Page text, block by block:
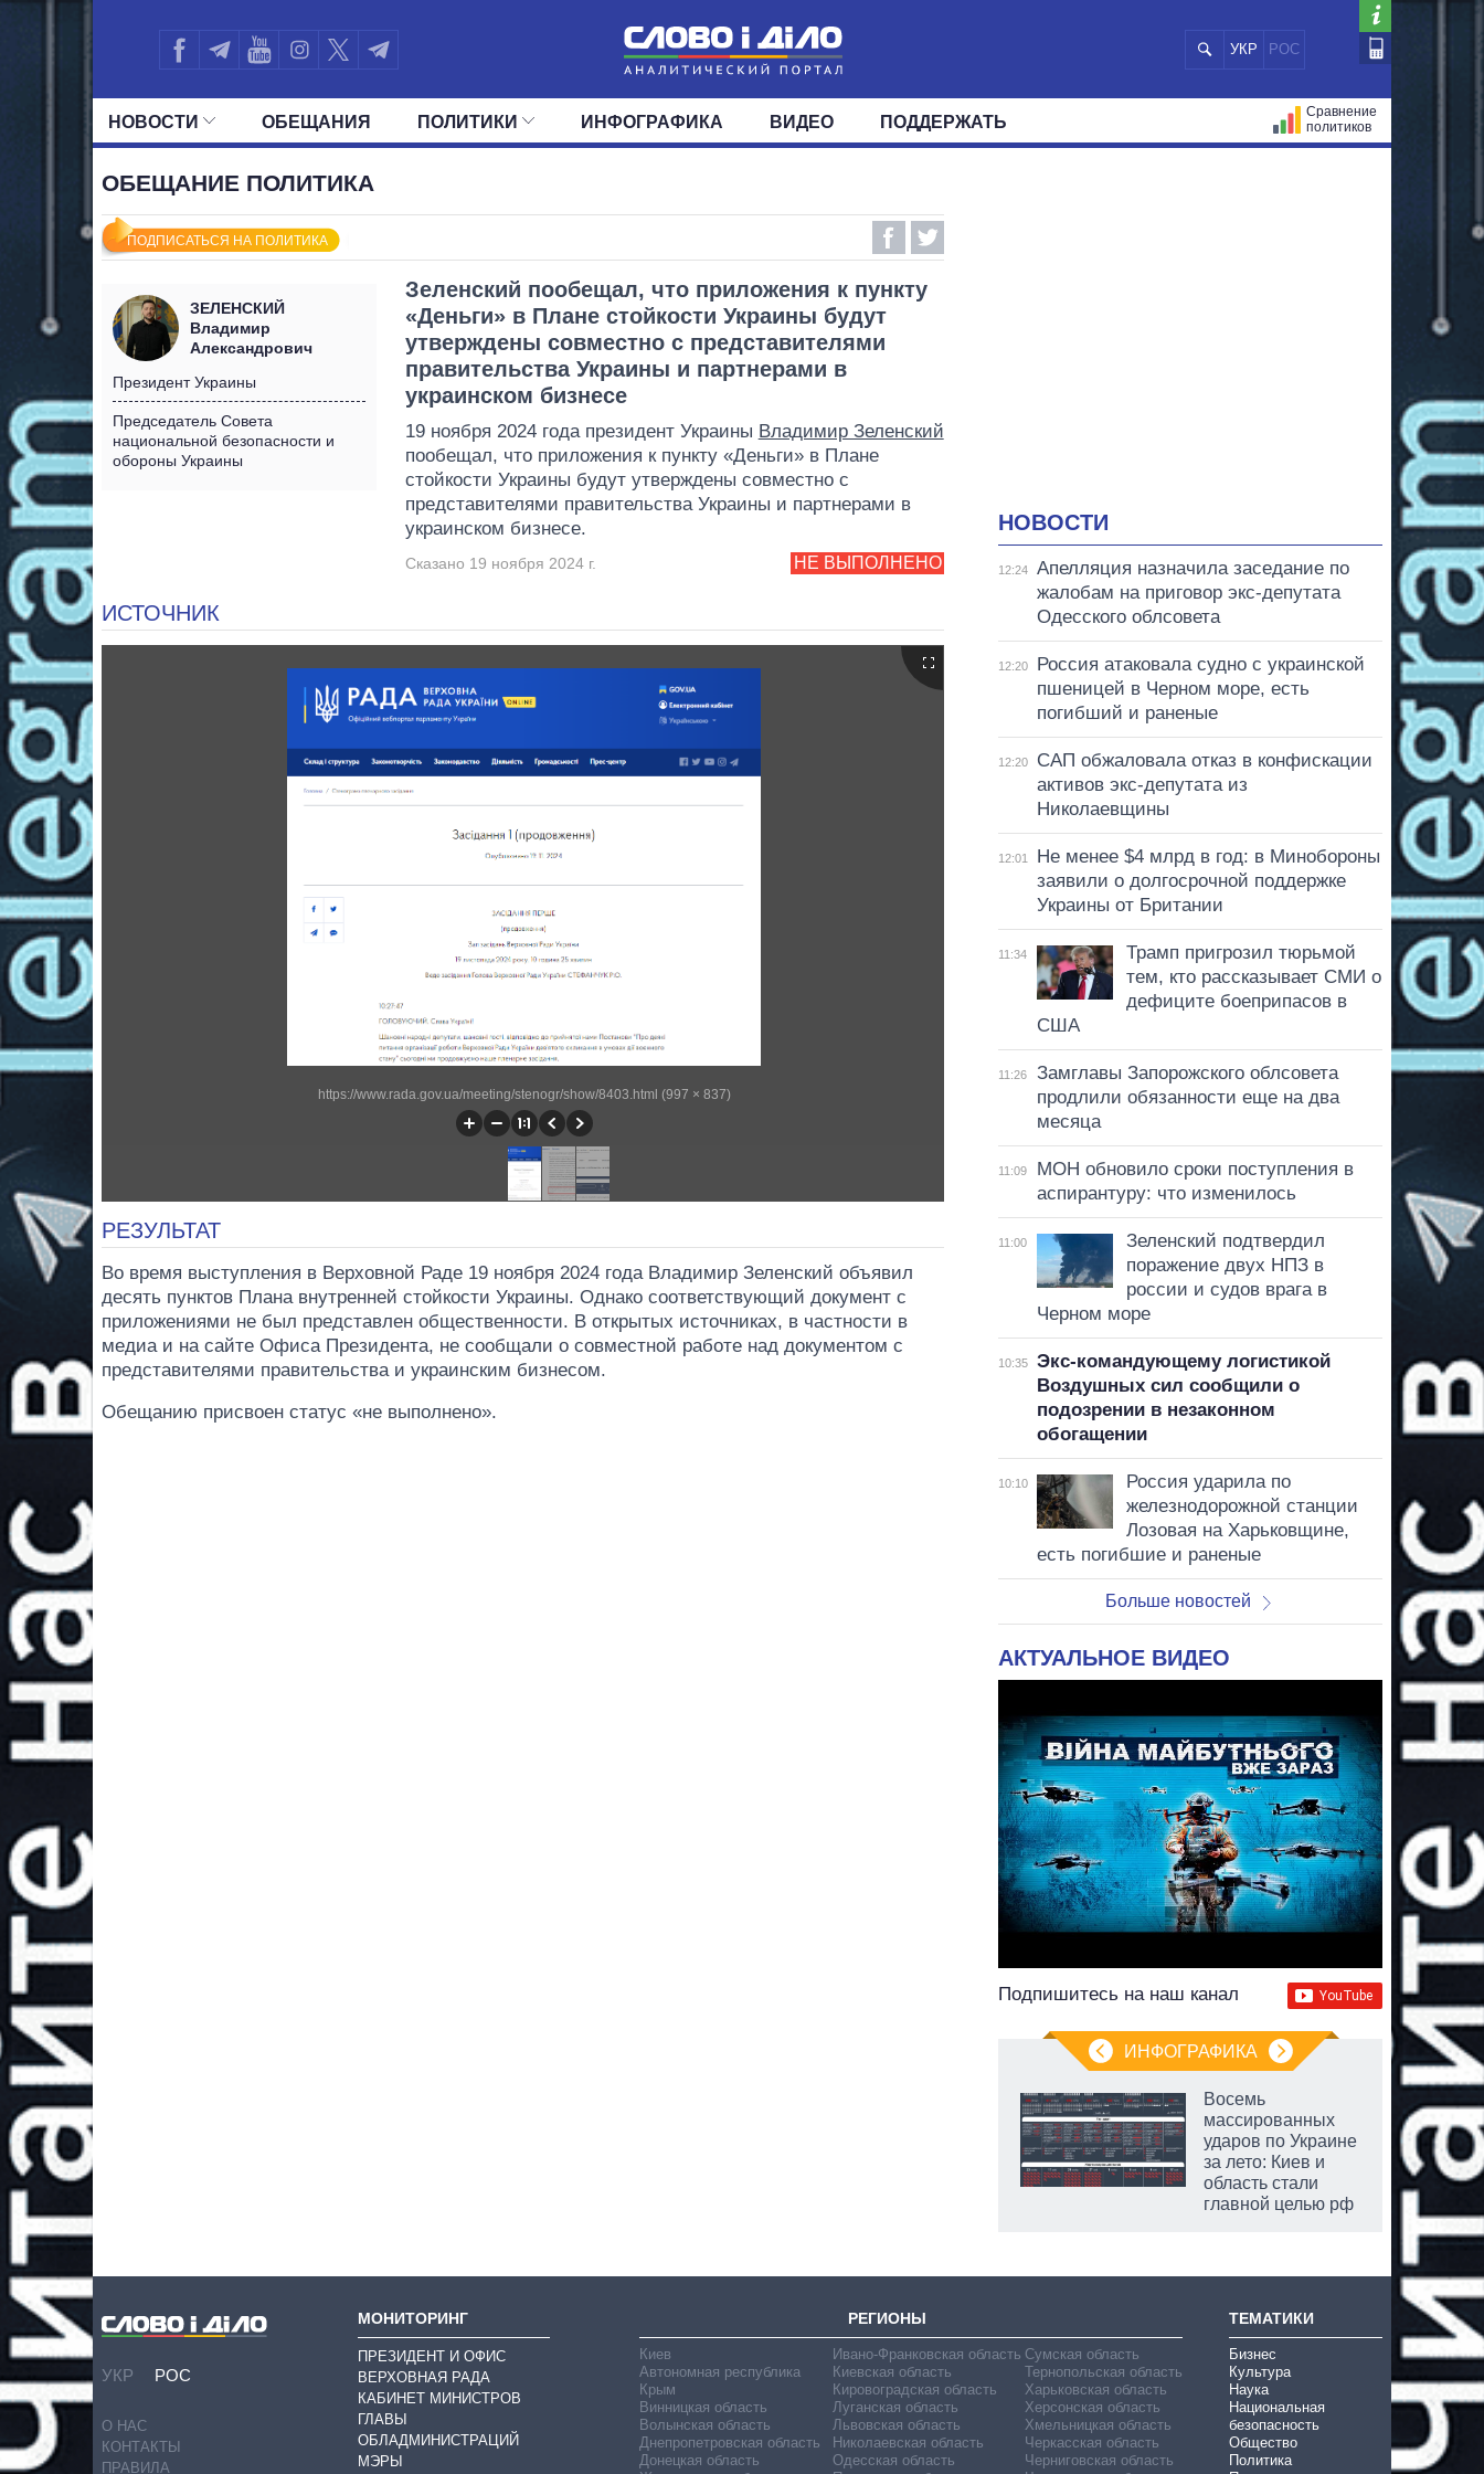
УКР РОС
НОВОСТИ
МИР
ОБЕЩАНИЯ ПОЛИТИКИ
ОКРУГА
ИНФОГРАФИКА ВИДЕО ПОДДЕРЖАТЬ
Сравнение
политиков
ОБЕЩАНИЕ ПОЛИТИКА
ПОДПИСАТЬСЯ НА ПОЛИТИКА
ЗЕЛЕНСКИЙ
Владимир
Александрович
Президент Украины
Председатель Совета
национальной безопасности и
обороны Украины
Зеленский пообещал, что приложения к пункту
«Деньги» в Плане стойкости Украины будут
утверждены совместно с представителями
правительства Украины и партнерами в
украинском бизнесе
19 ноября 2024 года президент Украины Владимир Зеленский
пообещал, что приложения к пункту «Деньги» в Плане
стойкости Украины будут утверждены совместно с
представителями правительства Украины и партнерами в
украинском бизнесе.
НЕ ВЫПОЛНЕНО
Сказано 19 ноября 2024 г.
ИСТОЧНИК
https://www.rada.gov.ua/meeting/stenogr/show/8403.html (997 × 837)
РЕЗУЛЬТАТ
Во время выступления в Верховной Раде 19 ноября 2024 года Владимир Зеленский объявил
десять пунктов Плана внутренней стойкости Украины. Однако соответствующий документ с
приложениями не был представлен общественности. В открытых источниках, в частности в
медиа и на сайте Офиса Президента, не сообщали о совместной работе над документом с
представителями правительства и украинским бизнесом.
Обещанию присвоен статус «не выполнено».
НОВОСТИ
12:24
Апелляция назначила заседание по
жалобам на приговор экс-депутата
Одесского облсовета
12:20
Россия атаковала судно с украинской
пшеницей в Черном море, есть
погибший и раненые
12:20
САП обжаловала отказ в конфискации
активов экс-депутата из
Николаевщины
12:01
Не менее $4 млрд в год: в Минобороны
заявили о долгосрочной поддержке
Украины от Британии
11:34
Трамп пригрозил тюрьмой
тем, кто рассказывает СМИ о
дефиците боеприпасов в
США
11:26
Замглавы Запорожского облсовета
продлили обязанности еще на два
месяца
11:09
МОН обновило сроки поступления в
аспирантуру: что изменилось
11:00
Зеленский подтвердил
поражение двух НПЗ в
россии и судов врага в
Черном море
10:35
Экс-командующему логистикой
Воздушных сил сообщили о
подозрении в незаконном
обогащении
10:10
Россия ударила по
железнодорожной станции
Лозовая на Харьковщине,
есть погибшие и раненые
Больше новостей
АКТУАЛЬНОЕ ВИДЕО
Подпишитесь на наш канал
ИНФОГРАФИКА
Восемь
массированных
ударов по Украине
за лето: Киев и
область стали
главной целью рф
УКР РОС
О НАС
КОНТАКТЫ
ПРАВИЛА
МОНИТОРИНГ
ПРЕЗИДЕНТ И ОФИС
ВЕРХОВНАЯ РАДА
КАБИНЕТ МИНИСТРОВ
ГЛАВЫ
ОБЛАДМИНИСТРАЦИЙ
МЭРЫ
РЕГИОНЫ
Киев
Автономная республика
Крым
Винницкая область
Волынская область
Днепропетровская область
Донецкая область
Ивано-Франковская область
Киевская область
Кировоградская область
Луганская область
Львовская область
Николаевская область
Одесская область
Сумская область
Тернопольская область
Харьковская область
Херсонская область
Хмельницкая область
Черкасская область
Черниговская область
ТЕМАТИКИ
Бизнес
Культура
Наука
Национальная
безопасность
Общество
Политика